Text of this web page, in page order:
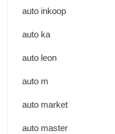
auto inkoop
auto ka
auto leon
auto m
auto market
auto master